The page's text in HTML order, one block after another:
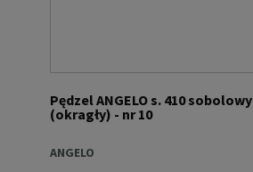
Pędzel ANGELO s. 410 sobolowy
(okragły) - nr 10
ANGELO